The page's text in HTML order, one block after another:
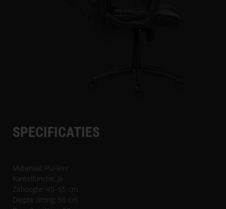
SPECIFICATIES
Materiaal: PU-leer
Kantelfunctie: Ja
Zithoogte: 45–55 cm
Diepte zitting: 50 cm